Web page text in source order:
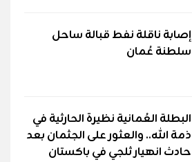
إصابة ناقلة نفط قبالة ساحل
سلطنة عُمان
البطلة العُمانية نظيرة الحارثية في
ذمة الله.. والعثور على الجثمان بعد
حادث انهيار ثلجي في باكستان